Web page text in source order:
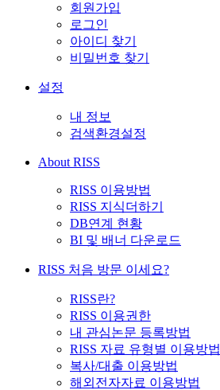
회원가입
로그인
아이디 찾기
비밀번호 찾기
설정
내 정보
검색환경설정
About RISS
RISS 이용방법
RISS 지식더하기
DB연계 현황
BI 및 배너 다운로드
RISS 처음 방문 이세요?
RISS란?
RISS 이용권한
내 관심논문 등록방법
RISS 자료 유형별 이용방법
복사/대출 이용방법
해외전자자료 이용방법